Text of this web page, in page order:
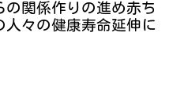
作りの進め赤ち
人々の健康寿命延伸に